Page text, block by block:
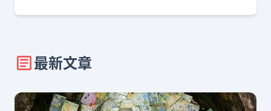
最新文章